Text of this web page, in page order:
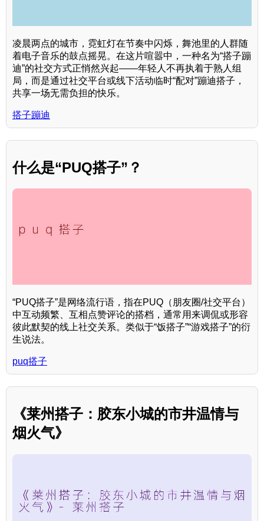
凌晨两点的城市，霓虹灯在节奏中闪烁，舞池里的人群随
着电子音乐的鼓点摇晃。在这片喧嚣中，一种名为“搭子蹦
迪”的社交方式正悄然兴起——年轻人不再执着于熟人组
局，而是通过社交平台或线下活动临时“配对”蹦迪搭子，
共享一场无需负担的快乐。
搭子蹦迪
什么是“PUQ搭子”？
“PUQ搭子”是网络流行语，指在PUQ（朋友圈/社交平台）
中互动频繁、互相点赞评论的搭档，通常用来调侃或形容
彼此默契的线上社交关系。类似于“饭搭子”“游戏搭子”的衍
生说法。
puq搭子
《莱州搭子：胶东小城的市井温情与
烟火气》